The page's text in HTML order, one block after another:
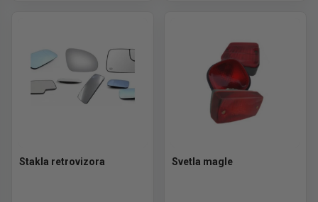
Stakla retrovizora Svetla magle